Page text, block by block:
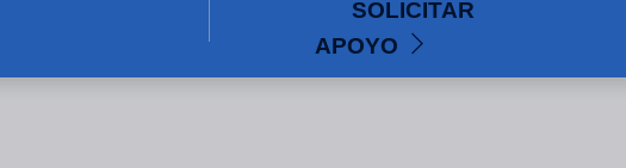
SOLICITAR
APOYO